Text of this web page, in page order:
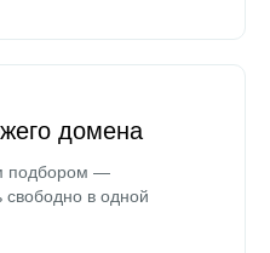
домена
подбором —
в одной